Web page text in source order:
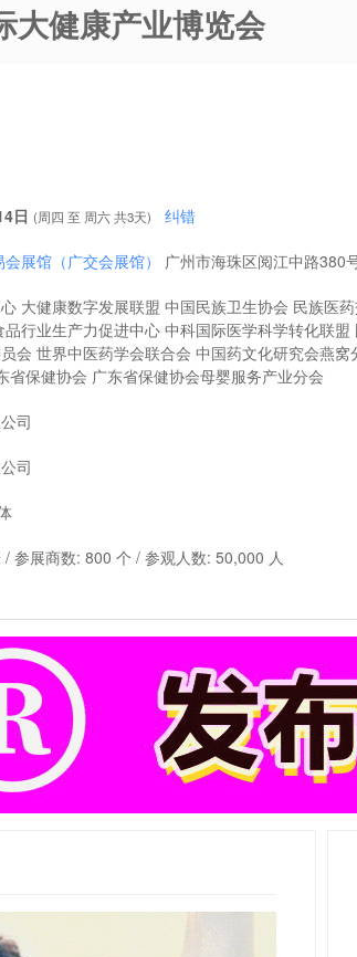
大健康产业博览会
日 (周四 至 周六 共3天) 纠错
展馆（广交会展馆） 广州市海珠区阅江中路380
大健康数字发展联盟 中国民族卫生协会 民族医
行业生产力促进中心 中科国际医学科学转化联盟
会 世界中医药学会联合会 中国药文化研究会燕窝
省保健协会 广东省保健协会母婴服务产业分会
司
司
参展商数: 800 个 / 参观人数: 50,000 人